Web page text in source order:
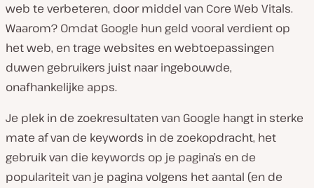
web te verbeteren, door middel van Core Web Vitals.
Waarom? Omdat Google hun geld vooral verdient op
het web, en trage websites en webtoepassingen
duwen gebruikers juist naar ingebouwde,
onafhankelijke apps.
Je plek in de zoekresultaten van Google hangt in sterke
mate af van de keywords in de zoekopdracht, het
gebruik van die keywords op je pagina’s en de
populariteit van je pagina volgens het aantal (en de